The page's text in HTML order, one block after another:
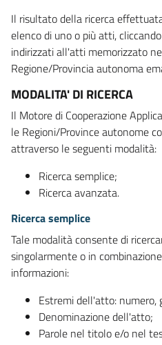
Il risultato della ricerca
elenco di uno o più atti,
indirizzati all'atti memorizzato
Regione/Provincia autonoma
MODALITA' DI RICERCA
Il Motore di Cooperazione
le Regioni/Province autonome
attraverso le seguenti modalità:
Ricerca semplice;
Ricerca avanzata.
Ricerca semplice
Tale modalità consente di
singolarmente o in
informazioni:
Estremi dell'atto: numero,
Denominazione dell'atto;
Parole nel titolo e/o nel